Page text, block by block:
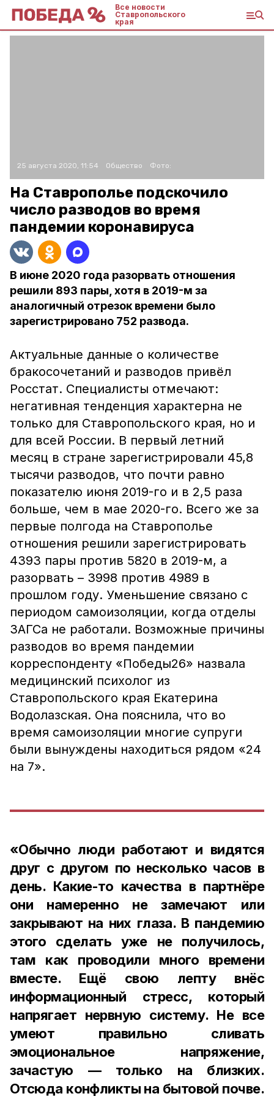
Все новости
Ставропольского
края
25 августа 2020, 11:54 Общество Фото:
На Ставрополье подскочило
число разводов во время
пандемии коронавируса
В июне 2020 года разорвать отношения
решили 893 пары, хотя в 2019-м за
аналогичный отрезок времени было
зарегистрировано 752 развода.
Актуальные данные о количестве
бракосочетаний и разводов привёл
Росстат. Специалисты отмечают:
негативная тенденция характерна не
только для Ставропольского края, но и
для всей России. В первый летний
месяц в стране зарегистрировали 45,8
тысячи разводов, что почти равно
показателю июня 2019-го и в 2,5 раза
больше, чем в мае 2020-го. Всего же за
первые полгода на Ставрополье
отношения решили зарегистрировать
4393 пары против 5820 в 2019-м, а
разорвать – 3998 против 4989 в
прошлом году. Уменьшение связано с
периодом самоизоляции, когда отделы
ЗАГСа не работали. Возможные причины
разводов во время пандемии
корреспонденту «Победы26» назвала
медицинский психолог из
Ставропольского края Екатерина
Водолазская. Она пояснила, что во
время самоизоляции многие супруги
были вынуждены находиться рядом «24
на 7».
«Обычно люди работают и видятся
друг с другом по несколько часов в
день. Какие-то качества в партнёре
они намеренно не замечают или
закрывают на них глаза. В пандемию
этого сделать уже не получилось,
там как проводили много времени
вместе. Ещё свою лепту внёс
информационный стресс, который
напрягает нервную систему. Не все
умеют правильно сливать
эмоциональное напряжение,
зачастую — только на близких.
Отсюда конфликты на бытовой почве.